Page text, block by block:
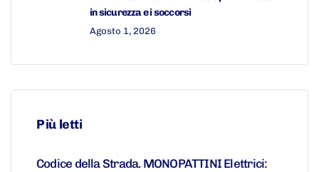
in sicurezza e i soccorsi
Agosto 1, 2026
Più letti
Codice della Strada. MONOPATTINI Elettrici: